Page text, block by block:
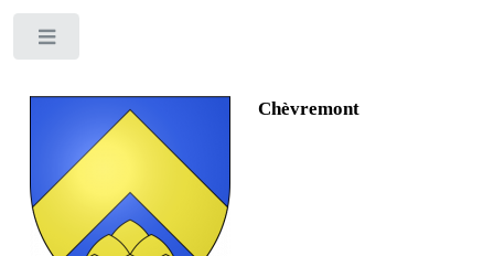
Chèvremont